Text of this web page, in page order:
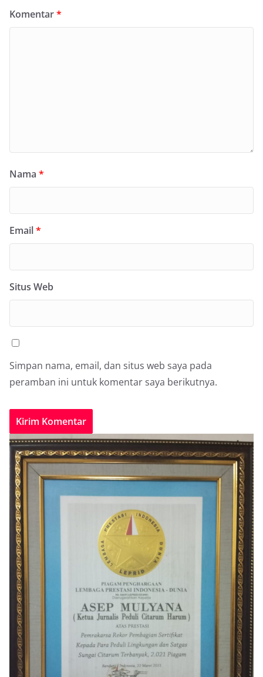
Komentar*
Nama *
Email*
Situs Web
Simpan nama, email, dan situs web saya pada
peramban ini untuk komentar saya berikutnya.